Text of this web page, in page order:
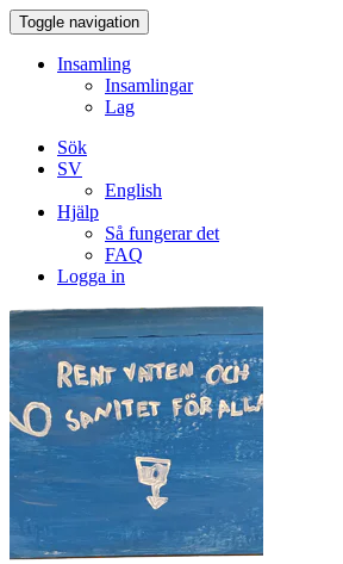
Toggle navigation
Insamling
Insamlingar
Lag
Sök
SV
English
Hjälp
Så fungerar det
FAQ
Logga in